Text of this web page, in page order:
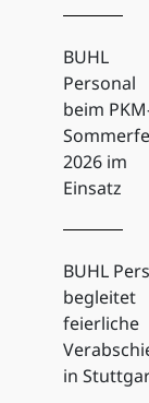
BUHL
Personal
beim
2026 im
Einsatz
BUHL
begleitet
feierliche
in